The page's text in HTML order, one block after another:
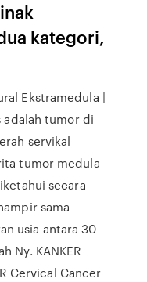
kategori,
Ekstramedula |
adalah tumor di
servikal
tumor medula
secara
sama
usia antara 30
Ny. KANKER
Cervical Cancer